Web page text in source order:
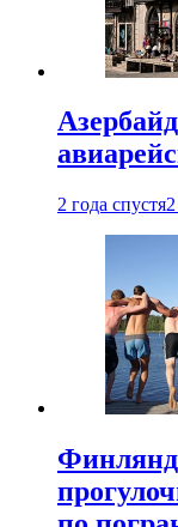
2 года спустя